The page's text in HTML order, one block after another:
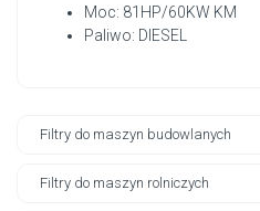
Moc: 81HP/60KW KM
Paliwo: DIESEL
Filtry do maszyn budowlanych
Filtry do maszyn rolniczych